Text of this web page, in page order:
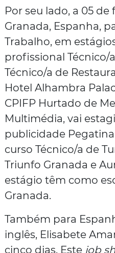
Por seu lado, a 05 de
Granada, Espanha,
Trabalho, em
profissional Técnico/
Técnico/a de
Hotel Alhambra
CPIFP Hurtado de
Multimédia, vai
publicidade
curso Técnico/a de
Triunfo Granada e
estágio têm como
Granada.
Também para
inglês, Elisabete
cinco dias. Este job